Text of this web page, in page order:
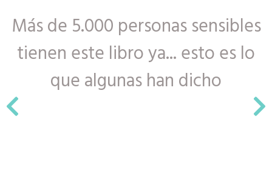
Más de 5.000 personas sensibles
tienen este libro ya... esto es lo
que algunas han dicho